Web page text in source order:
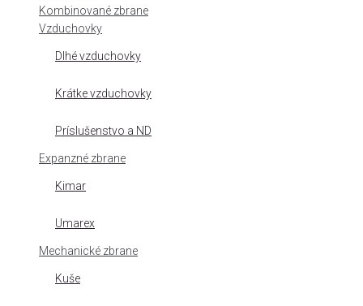
Kombinované zbrane
Vzduchovky
Dlhé vzduchovky
Krátke vzduchovky
Príslušenstvo a ND
Expanzné zbrane
Kimar
Umarex
Mechanické zbrane
Kuše